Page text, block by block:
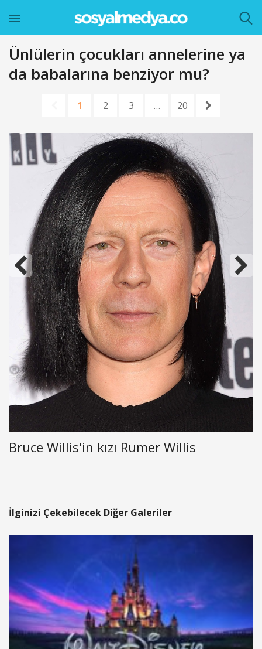
Ünlülerin çocukları annelerine ya
da babalarına benziyor mu?
1 2 3 … 20
Bruce Willis'in kızı Rumer Willis
İlginizi Çekebilecek Diğer Galeriler